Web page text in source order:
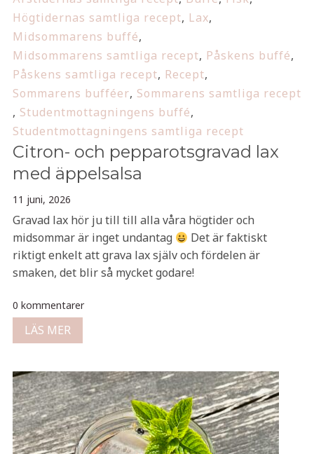
Högtidernas samtliga recept, Lax,
Midsommarens buffé,
Midsommarens samtliga recept, Påskens buffé,
Påskens samtliga recept, Recept,
Sommarens bufféer, Sommarens samtliga recept
, Studentmottagningens buffé,
Studentmottagningens samtliga recept
Citron- och pepparotsgravad lax
med äppelsalsa
11 juni, 2026
Gravad lax hör ju till till alla våra högtider och
midsommar är inget undantag
Det är faktiskt
riktigt enkelt att grava lax själv och fördelen är
smaken, det blir så mycket godare!
0 kommentarer
LÄS MER